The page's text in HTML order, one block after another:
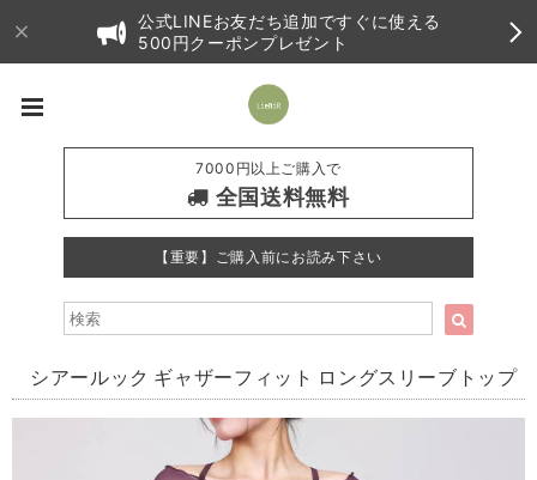
公式LINEお友だち追加ですぐに使える
500円クーポンプレゼント
7000円以上ご購入で
全国送料無料
【重要】ご購入前にお読み下さい
シアールック ギャザーフィット ロングスリーブトップ